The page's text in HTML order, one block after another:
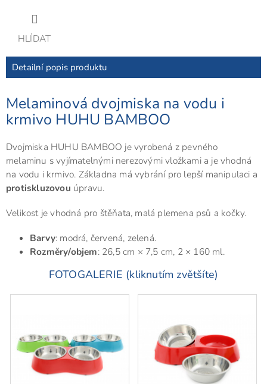
HLÍDAT
Detailní popis produktu
Melaminová dvojmiska na vodu i
krmivo HUHU BAMBOO
Dvojmiska HUHU BAMBOO je vyrobená z pevného
melaminu s vyjímatelnými nerezovými vložkami a je vhodná
na vodu i krmivo. Základna má vybrání pro lepší manipulaci a
protiskluzovou úpravu.
Velikost je vhodná pro štěňata, malá plemena psů a kočky.
Barvy: modrá, červená, zelená.
Rozměry/objem: 26,5 cm × 7,5 cm, 2 × 160 ml.
FOTOGALERIE (kliknutím zvětšíte)